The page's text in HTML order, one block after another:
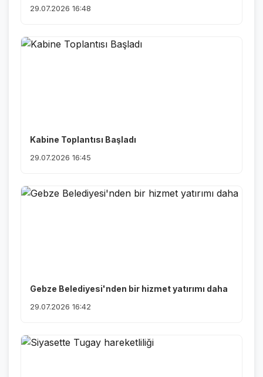
29.07.2026 16:48
Kabine Toplantısı Başladı
29.07.2026 16:45
Gebze Belediyesi'nden bir hizmet yatırımı daha
29.07.2026 16:42